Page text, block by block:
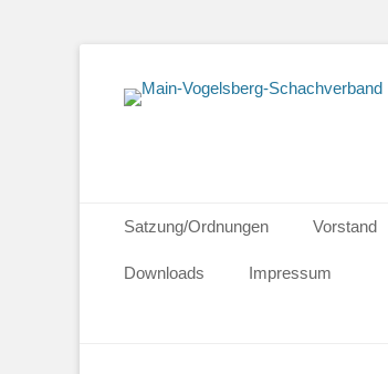
Primäres Menü
Inhalt
springen
Satzung/Ordnungen Vorstand
Downloads
Impressum